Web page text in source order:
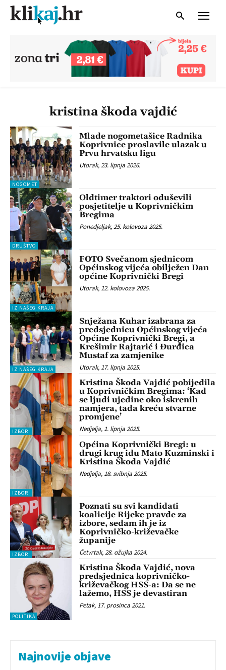
kristina škoda vajdić
NOGOMET
Mlade nogometašice Radnika
Koprivnice proslavile ulazak u
Prvu hrvatsku ligu
Utorak, 23. lipnja 2026.
DRUŠTVO
Oldtimer traktori oduševili
posjetitelje u Koprivničkim
Bregima
Ponedjeljak, 25. kolovoza 2025.
IZ NAŠEG KRAJA
FOTO Svečanom sjednicom
Općinskog vijeća obilježen Dan
općine Koprivnički Bregi
Utorak, 12. kolovoza 2025.
IZ NAŠEG KRAJA
Snježana Kuhar izabrana za
predsjednicu Općinskog vijeća
Općine Koprivnički Bregi, a
Krešimir Rajtarić i Đurđica
Mustaf za zamjenike
Utorak, 17. lipnja 2025.
IZBORI
Kristina Škoda Vajdić pobijedila
u Koprivničkim Bregima: ‘Kad
se ljudi ujedine oko iskrenih
namjera, tada kreću stvarne
promjene’
Nedjelja, 1. lipnja 2025.
IZBORI
Općina Koprivnički Bregi: u
drugi krug idu Mato Kuzminski i
Kristina Škoda Vajdić
Nedjelja, 18. svibnja 2025.
IZBORI
Poznati su svi kandidati
koalicije Rijeke pravde za
izbore, sedam ih je iz
Koprivničko-križevačke
županije
Četvrtak, 28. ožujka 2024.
POLITIKA
Kristina Škoda Vajdić, nova
predsjednica koprivničko-
križevačkog HSS-a: Da se ne
lažemo, HSS je devastiran
Petak, 17. prosinca 2021.
Najnovije objave